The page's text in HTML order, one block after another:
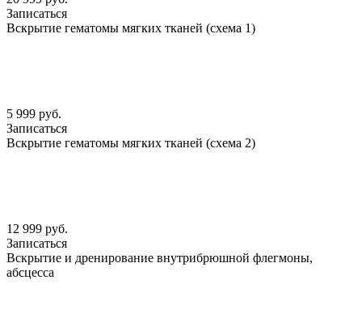
Записаться
Вскрытие гематомы мягких тканей (схема 1)
5 999 руб.
Записаться
Вскрытие гематомы мягких тканей (схема 2)
12 999 руб.
Записаться
Вскрытие и дренирование внутрибрюшной флегмоны,
абсцесса